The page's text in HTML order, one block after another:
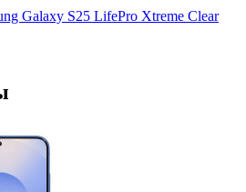
Galaxy S25 LifePro Xtreme Clear